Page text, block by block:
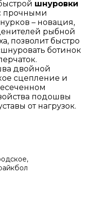
шнуровки
прочными
– новация,
рыбной
позволит быстро
ботинок
двойной
сцепление и
подошвы
от нагрузок.